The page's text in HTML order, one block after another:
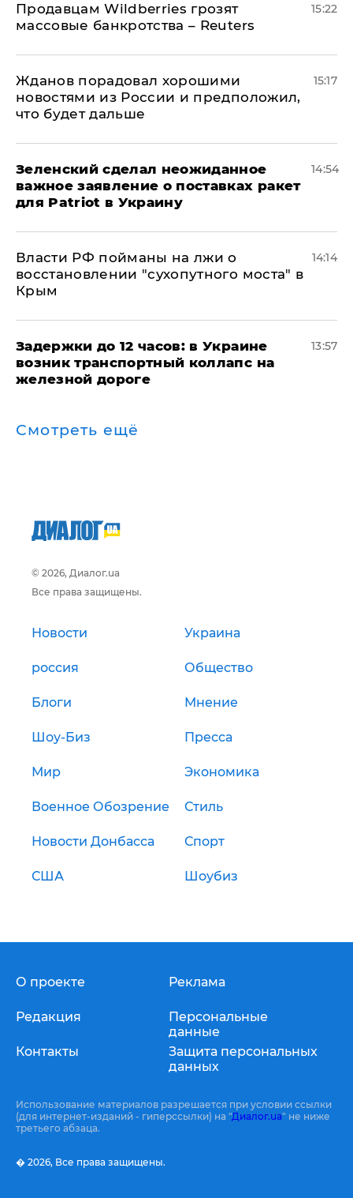
Продавцам Wildberries грозят
массовые банкротства – Reuters
15:22
Жданов порадовал хорошими
новостями из России и предположил,
что будет дальше
15:17
Зеленский сделал неожиданное
важное заявление о поставках ракет
для Patriot в Украину
14:54
Власти РФ пойманы на лжи о
восстановлении "сухопутного моста" в
Крым
14:14
Задержки до 12 часов: в Украине
возник транспортный коллапс на
железной дороге
13:57
Смотреть ещё
© 2026, Диалог.ua
Все права защищены.
Новости Украина
россия Общество
Блоги Мнение
Шоу-Биз Пресса
Мир Экономика
Военное Обозрение Стиль
Новости Донбасса Спорт
США Шоубиз
О проекте
Редакция
Контакты
Реклама
Персональные
данные
Защита персональных
данных
Использование материалов разрешается при условии ссылки
(для интернет-изданий - гиперссылки) на "Диалог.ua" не ниже
третьего абзаца.
� 2026, Все права защищены.